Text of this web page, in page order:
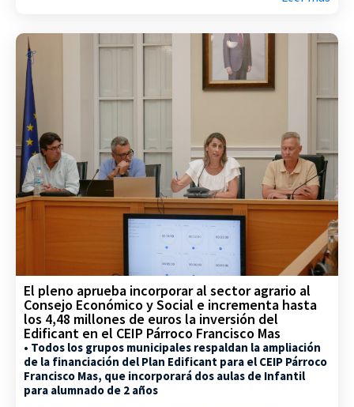
El pleno aprueba incorporar al sector agrario al
Consejo Económico y Social e incrementa hasta
los 4,48 millones de euros la inversión del
Edificant en el CEIP Párroco Francisco Mas
• Todos los grupos municipales respaldan la ampliación
de la financiación del Plan Edificant para el CEIP Párroco
Francisco Mas, que incorporará dos aulas de Infantil
para alumnado de 2 años